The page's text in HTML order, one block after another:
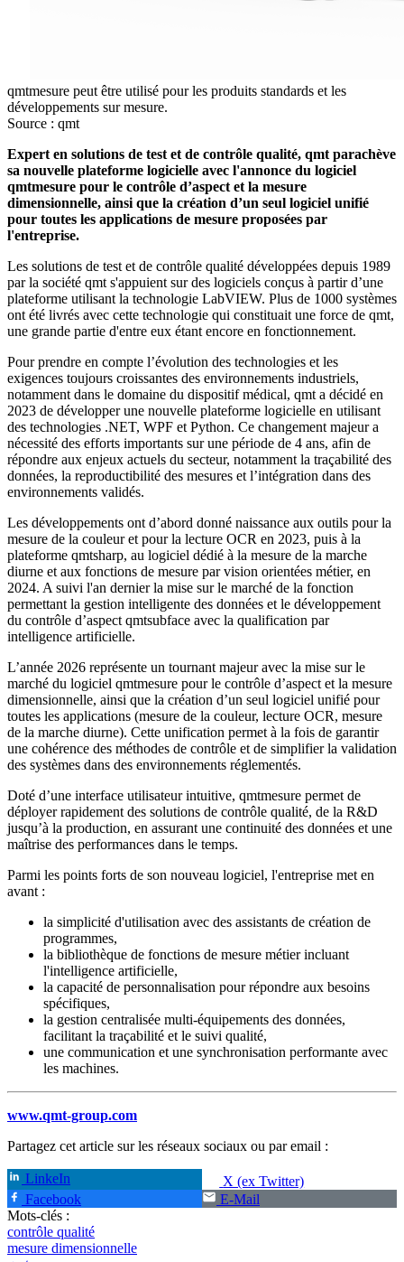
qmtmesure peut être utilisé pour les produits standards et les
développements sur mesure.
Source : qmt
Expert en solutions de test et de contrôle qualité, qmt parachève
sa nouvelle plateforme logicielle avec l'annonce du logiciel
qmtmesure pour le contrôle d’aspect et la mesure
dimensionnelle, ainsi que la création d’un seul logiciel unifié
pour toutes les applications de mesure proposées par
l'entreprise.
Les solutions de test et de contrôle qualité développées depuis 1989
par la société qmt s'appuient sur des logiciels conçus à partir d’une
plateforme utilisant la technologie LabVIEW. Plus de 1000 systèmes
ont été livrés avec cette technologie qui constituait une force de qmt,
une grande partie d'entre eux étant encore en fonctionnement.
Pour prendre en compte l’évolution des technologies et les
exigences toujours croissantes des environnements industriels,
notamment dans le domaine du dispositif médical, qmt a décidé en
2023 de développer une nouvelle plateforme logicielle en utilisant
des technologies .NET, WPF et Python. Ce changement majeur a
nécessité des efforts importants sur une période de 4 ans, afin de
répondre aux enjeux actuels du secteur, notamment la traçabilité des
données, la reproductibilité des mesures et l’intégration dans des
environnements validés.
Les développements ont d’abord donné naissance aux outils pour la
mesure de la couleur et pour la lecture OCR en 2023, puis à la
plateforme qmtsharp, au logiciel dédié à la mesure de la marche
diurne et aux fonctions de mesure par vision orientées métier, en
2024. A suivi l'an dernier la mise sur le marché de la fonction
permettant la gestion intelligente des données et le développement
du contrôle d’aspect qmtsubface avec la qualification par
intelligence artificielle.
L’année 2026 représente un tournant majeur avec la mise sur le
marché du logiciel qmtmesure pour le contrôle d’aspect et la mesure
dimensionnelle, ainsi que la création d’un seul logiciel unifié pour
toutes les applications (mesure de la couleur, lecture OCR, mesure
de la marche diurne). Cette unification permet à la fois de garantir
une cohérence des méthodes de contrôle et de simplifier la validation
des systèmes dans des environnements réglementés.
Doté d’une interface utilisateur intuitive, qmtmesure permet de
déployer rapidement des solutions de contrôle qualité, de la R&D
jusqu’à la production, en assurant une continuité des données et une
maîtrise des performances dans le temps.
Parmi les points forts de son nouveau logiciel, l'entreprise met en
avant :
la simplicité d'utilisation avec des assistants de création de
programmes,
la bibliothèque de fonctions de mesure métier incluant
l'intelligence artificielle,
la capacité de personnalisation pour répondre aux besoins
spécifiques,
la gestion centralisée multi-équipements des données,
facilitant la traçabilité et le suivi qualité,
une communication et une synchronisation performante avec
les machines.
www.qmt-group.com
Partagez cet article sur les réseaux sociaux ou par email :
LinkeIn
X (ex Twitter)
Facebook
E-Mail
Mots-clés :
contrôle qualité
mesure dimensionnelle